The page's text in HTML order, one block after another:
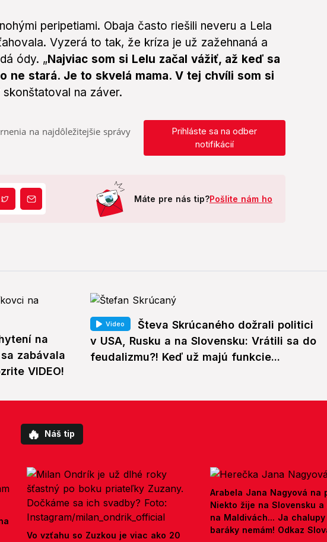
peripetiami. Obaja často riešili neveru a Lela
Vyzerá to tak, že kríza je už zažehnaná a
ódy. „Najviac som si Lelu začal vážiť, až keď sa
ne stará. Je to skvelá mama. V tej chvíli som si
skonštatoval na záver.
na najdôležitejšie správy
Prihláste sa na odber
notifikácií
Máte pre nás tip?Pošlite nám ho
na
zabávala
VIDEO!
Video
Števa Skrúcaného dožrali politici
v USA, Rusku a na Slovensku: Vrátili sa do
feudalizmu?! Keď už majú funkcie...
🔥 Náš tip
Vo vzťahu so Zuzkou je viac ako 20
Arabela Jana Nagyová na
Niekto žije na Slovensku a
na Maldivách... Ja chalupy
baráky nemám! Odkaz